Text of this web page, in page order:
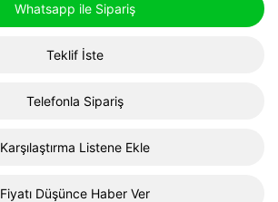
Whatsapp ile Sipariş
Teklif İste
Telefonla Sipariş
Karşılaştırma Listene Ekle
Fiyatı Düşünce Haber Ver